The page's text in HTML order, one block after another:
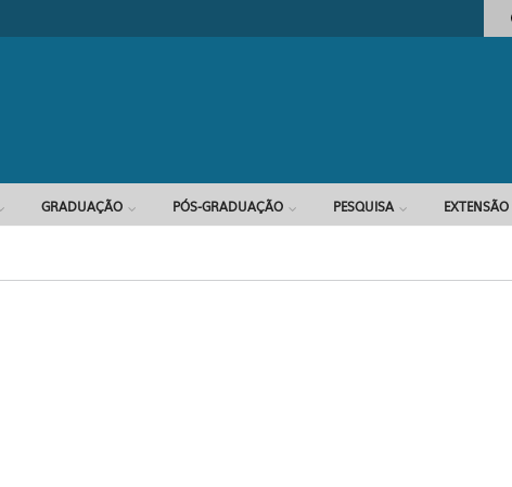
Formulário de busca
GRADUAÇÃO PÓS-GRADUAÇÃO PESQUISA EXTENSÃO